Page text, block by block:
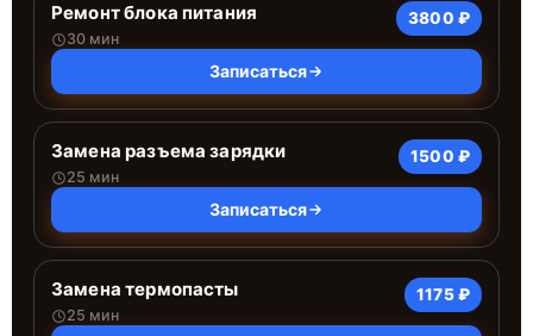
Ремонт блока питания
30 мин
3800 ₽
Записаться
Замена разъема зарядки
25 мин
1500 ₽
Записаться
Замена термопасты
25 мин
1175 ₽